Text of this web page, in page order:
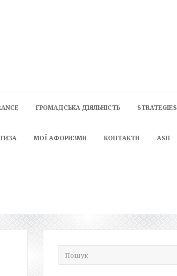
ГРОМАДСЬКА ДІЯЛЬНІСТЬ STRATEGIES
МОЇ АФОРИЗМИ КОНТАКТИ ASH